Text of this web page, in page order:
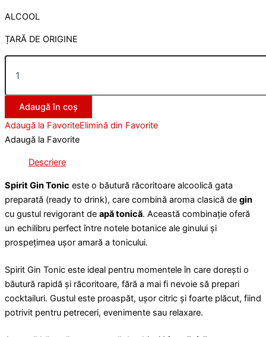
ALCOOL
ȚARĂ DE ORIGINE
Adaugă în coș
Adaugă la FavoriteElimină din Favorite
Adaugă la Favorite
Descriere
Spirit Gin Tonic este o băutură răcoritoare alcoolică gata
preparată (ready to drink), care combină aroma clasică de gin
cu gustul revigorant de apă tonică. Această combinație oferă
un echilibru perfect între notele botanice ale ginului și
prospețimea ușor amară a tonicului.
Spirit Gin Tonic este ideal pentru momentele în care dorești o
băutură rapidă și răcoritoare, fără a mai fi nevoie să prepari
cocktailuri. Gustul este proaspăt, ușor citric și foarte plăcut, fiind
potrivit pentru petreceri, evenimente sau relaxare.